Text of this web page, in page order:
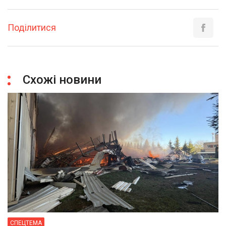
Поділитися
Схожі новини
СПЕЦТЕМА